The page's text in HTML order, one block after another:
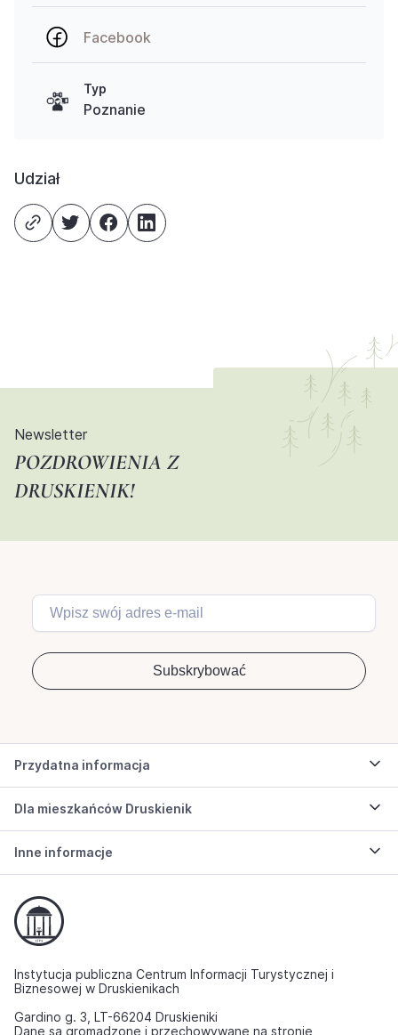
Facebook
Typ
Poznanie
Udział
Newsletter
POZDROWIENIA Z
DRUSKIENIK!
Przydatna informacja
Dla mieszkańców Druskienik
Inne informacje
Instytucja publiczna Centrum Informacji Turystycznej i
Biznesowej w Druskienikach
Gardino g. 3, LT-66204 Druskieniki
Dane są gromadzone i przechowywane na stronie